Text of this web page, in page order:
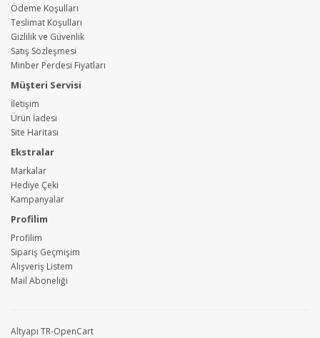
Ödeme Koşulları
Teslimat Koşulları
Gizlilik ve Güvenlik
Satış Sözleşmesi
Minber Perdesi Fiyatları
Müşteri Servisi
İletişim
Ürün İadesi
Site Haritası
Ekstralar
Markalar
Hediye Çeki
Kampanyalar
Profilim
Profilim
Sipariş Geçmişim
Alışveriş Listem
Mail Aboneliği
Altyapı TR-OpenCart